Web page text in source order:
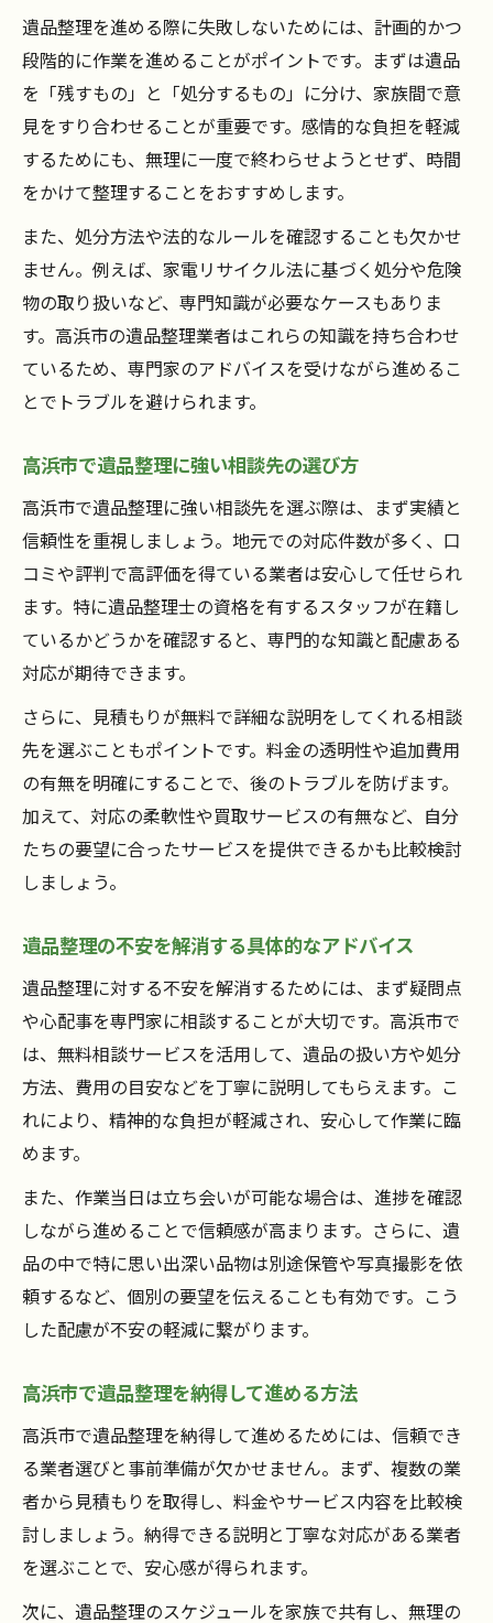
遺品整理を進める際に失敗しないためには、計画的かつ
段階的に作業を進めることがポイントです。まずは遺品
を「残すもの」と「処分するもの」に分け、家族間で意
見をすり合わせることが重要です。感情的な負担を軽減
するためにも、無理に一度で終わらせようとせず、時間
をかけて整理することをおすすめします。
また、処分方法や法的なルールを確認することも欠かせ
ません。例えば、家電リサイクル法に基づく処分や危険
物の取り扱いなど、専門知識が必要なケースもありま
す。高浜市の遺品整理業者はこれらの知識を持ち合わせ
ているため、専門家のアドバイスを受けながら進めるこ
とでトラブルを避けられます。
高浜市で遺品整理に強い相談先の選び方
高浜市で遺品整理に強い相談先を選ぶ際は、まず実績と
信頼性を重視しましょう。地元での対応件数が多く、口
コミや評判で高評価を得ている業者は安心して任せられ
ます。特に遺品整理士の資格を有するスタッフが在籍し
ているかどうかを確認すると、専門的な知識と配慮ある
対応が期待できます。
さらに、見積もりが無料で詳細な説明をしてくれる相談
先を選ぶこともポイントです。料金の透明性や追加費用
の有無を明確にすることで、後のトラブルを防げます。
加えて、対応の柔軟性や買取サービスの有無など、自分
たちの要望に合ったサービスを提供できるかも比較検討
しましょう。
遺品整理の不安を解消する具体的なアドバイス
遺品整理に対する不安を解消するためには、まず疑問点
や心配事を専門家に相談することが大切です。高浜市で
は、無料相談サービスを活用して、遺品の扱い方や処分
方法、費用の目安などを丁寧に説明してもらえます。こ
れにより、精神的な負担が軽減され、安心して作業に臨
めます。
また、作業当日は立ち会いが可能な場合は、進捗を確認
しながら進めることで信頼感が高まります。さらに、遺
品の中で特に思い出深い品物は別途保管や写真撮影を依
頼するなど、個別の要望を伝えることも有効です。こう
した配慮が不安の軽減に繋がります。
高浜市で遺品整理を納得して進める方法
高浜市で遺品整理を納得して進めるためには、信頼でき
る業者選びと事前準備が欠かせません。まず、複数の業
者から見積もりを取得し、料金やサービス内容を比較検
討しましょう。納得できる説明と丁寧な対応がある業者
を選ぶことで、安心感が得られます。
次に、遺品整理のスケジュールを家族で共有し、無理の